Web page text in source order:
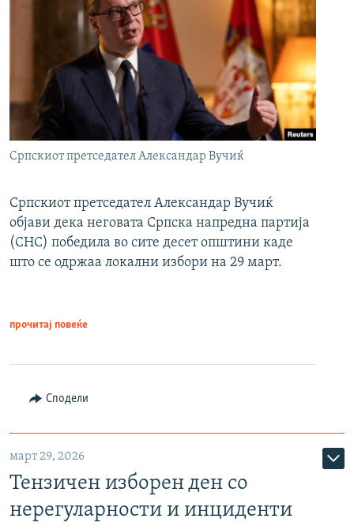
Српскиот претседател Александар Вучиќ
Српскиот претседател Александар Вучиќ
објави дека неговата Српска напредна партија
(СНС) победила во сите десет општини каде
што се одржаа локални избори на 29 март.
прочитај повеќе
Сподели
март 29, 2026
Тензичен изборен ден со
нерегуларности и инциденти